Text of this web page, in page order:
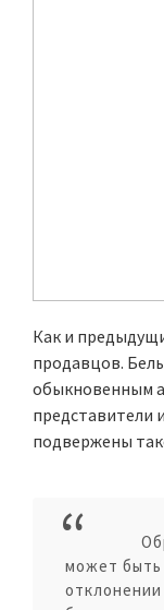
Как и
продавцов.
обыкновенным
представители
подвержены
может быть